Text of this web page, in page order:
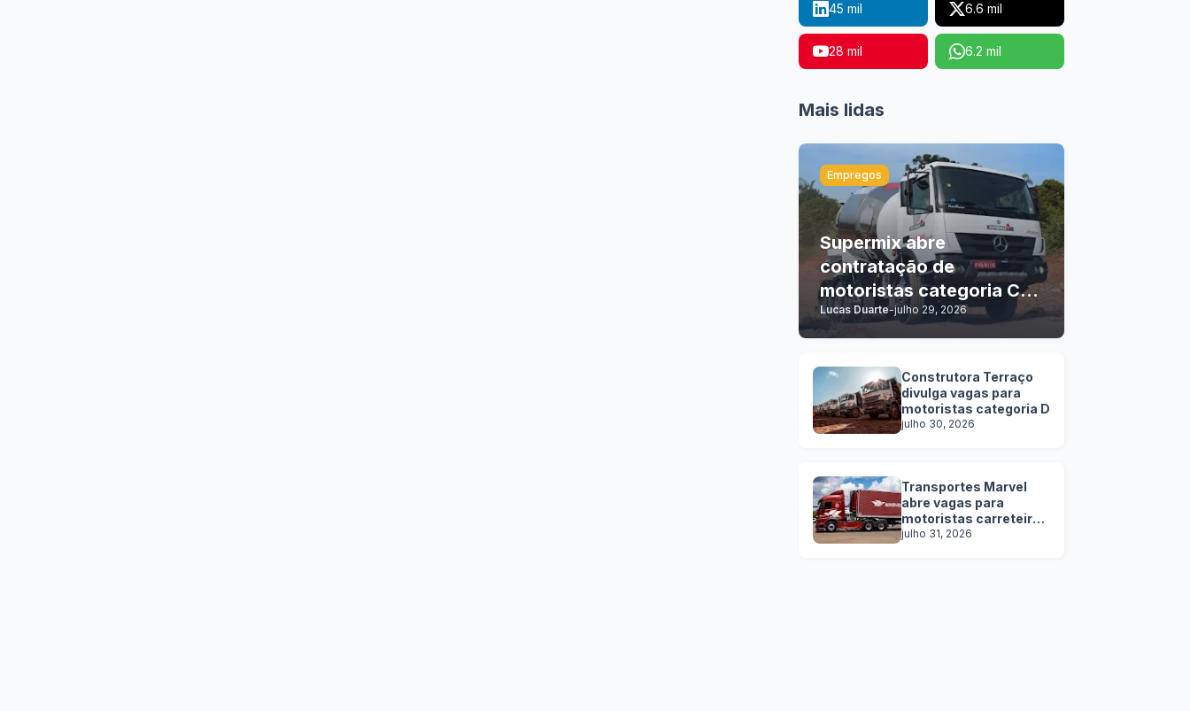
45 mil 6.6 mil
28 mil 6.2 mil
Mais lidas
Empregos
Supermix abre
contratação de
motoristas categoria C, D
e E
Lucas Duarte-julho 29, 2026
Construtora Terraço
divulga vagas para
motoristas categoria D
julho 30, 2026
Transportes Marvel
abre vagas para
motoristas carreteiros
SEM EXPERIÊNCIA
julho 31, 2026